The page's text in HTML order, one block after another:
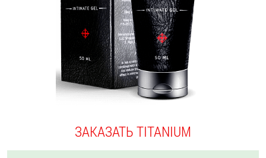
ЗАКАЗАТЬ TITANIUM